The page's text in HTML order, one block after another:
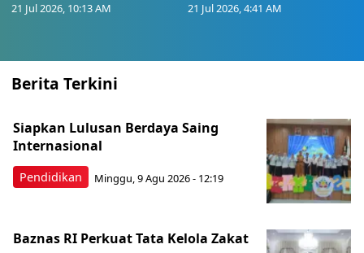
21 Jul 2026, 10:13 AM 21 Jul 2026, 4:41 AM
Berita Terkini
Pendidikan
Siapkan Lulusan Berdaya Saing
Internasional
Minggu, 9 Agu 2026 - 12:19
Baznas RI Perkuat Tata Kelola Zakat